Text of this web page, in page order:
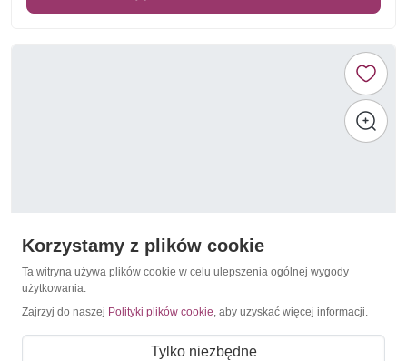
Azerbejdżan 2001 Mi 494-495D Czyste **
Korzystamy z plików cookie
Ta witryna używa plików cookie w celu ulepszenia ogólnej wygody
użytkowania.
Zajrzyj do naszej Polityki plików cookie, aby uzyskać więcej informacji.
Tylko niezbędne